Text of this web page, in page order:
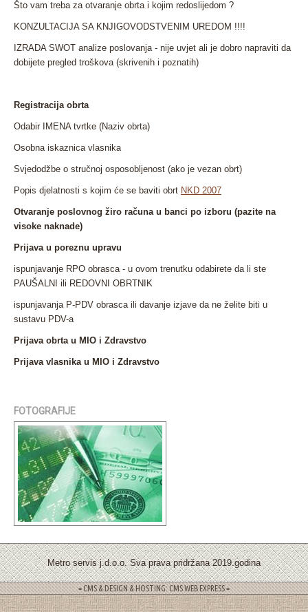
Što vam treba za otvaranje obrta i kojim redoslijedom ?
KONZULTACIJA SA KNJIGOVODSTVENIM UREDOM !!!!
IZRADA SWOT analize poslovanja - nije uvjet ali je dobro napraviti da
dobijete pregled troškova (skrivenih i poznatih)
Registracija obrta
Odabir IMENA tvrtke (Naziv obrta)
Osobna iskaznica vlasnika
Svjedodžbe o stručnoj osposobljenost (ako je vezan obrt)
Popis djelatnosti s kojim će se baviti obrt NKD 2007
Otvaranje poslovnog žiro računa u banci po izboru (pazite na
visoke naknade)
Prijava u poreznu upravu
ispunjavanje RPO obrasca - u ovom trenutku odabirete da li ste
PAUŠALNI ili REDOVNI OBRTNIK
ispunjavanja P-PDV obrasca ili davanje izjave da ne želite biti u
sustavu PDV-a
Prijava obrta u MIO i Zdravstvo
Prijava vlasnika u MIO i Zdravstvo
FOTOGRAFIJE
Metro servis j.d.o.o. Sva prava pridržana 2019.godina
= CMS & DESIGN & HOSTING: CMS WEB EXPRESS =